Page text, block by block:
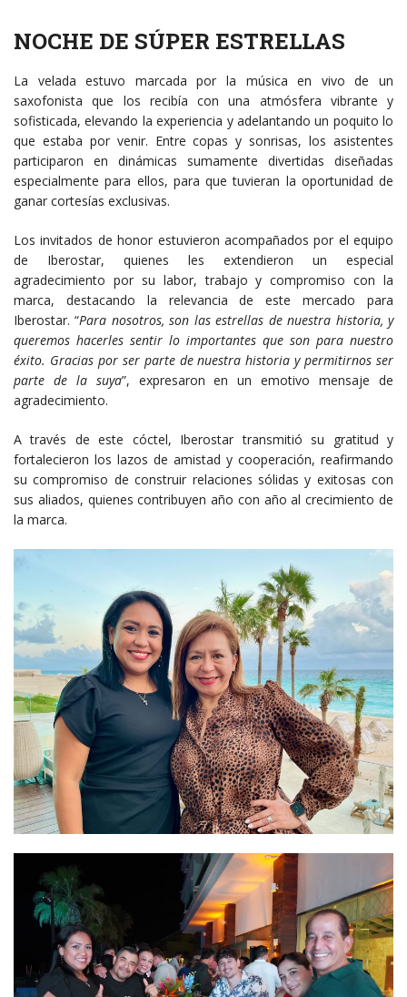
NOCHE DE SÚPER ESTRELLAS
La velada estuvo marcada por la música en vivo de un
saxofonista que los recibía con una atmósfera vibrante y
sofisticada, elevando la experiencia y adelantando un poquito lo
que estaba por venir. Entre copas y sonrisas, los asistentes
participaron en dinámicas sumamente divertidas diseñadas
especialmente para ellos, para que tuvieran la oportunidad de
ganar cortesías exclusivas.
Los invitados de honor estuvieron acompañados por el equipo
de Iberostar, quienes les extendieron un especial
agradecimiento por su labor, trabajo y compromiso con la
marca, destacando la relevancia de este mercado para
Iberostar. “Para nosotros, son las estrellas de nuestra historia, y
queremos hacerles sentir lo importantes que son para nuestro
éxito. Gracias por ser parte de nuestra historia y permitirnos ser
parte de la suya”, expresaron en un emotivo mensaje de
agradecimiento.
A través de este cóctel, Iberostar transmitió su gratitud y
fortalecieron los lazos de amistad y cooperación, reafirmando
su compromiso de construir relaciones sólidas y exitosas con
sus aliados, quienes contribuyen año con año al crecimiento de
la marca.